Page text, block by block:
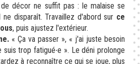
de décor ne suffit pas : le malaise se
disparaît. Travaillez d'abord sur ce
, puis ajustez l'extérieur.
« Ça va passer », « j'ai juste besoin
suis trop fatigué∙e ». Le déni prolonge
à reconnaître ce qui se joue, plus